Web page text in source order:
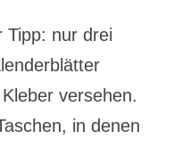
Tipp: nur drei
versehen.
in denen